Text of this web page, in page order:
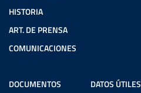
HISTORIA
ART. DE PRENSA
COMUNICACIONES
DOCUMENTOS DATOS ÚTILES